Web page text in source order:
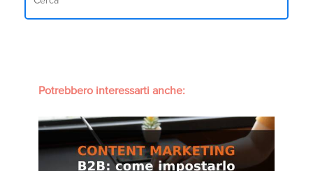
Potrebbero interessarti anche: